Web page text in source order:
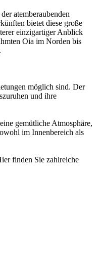
atemberaubenden
bietet diese große
einzigartiger Anblick
Oia im Norden bis
möglich sind. Der
und ihre
gemütliche Atmosphäre,
im Innenbereich als
finden Sie zahlreiche